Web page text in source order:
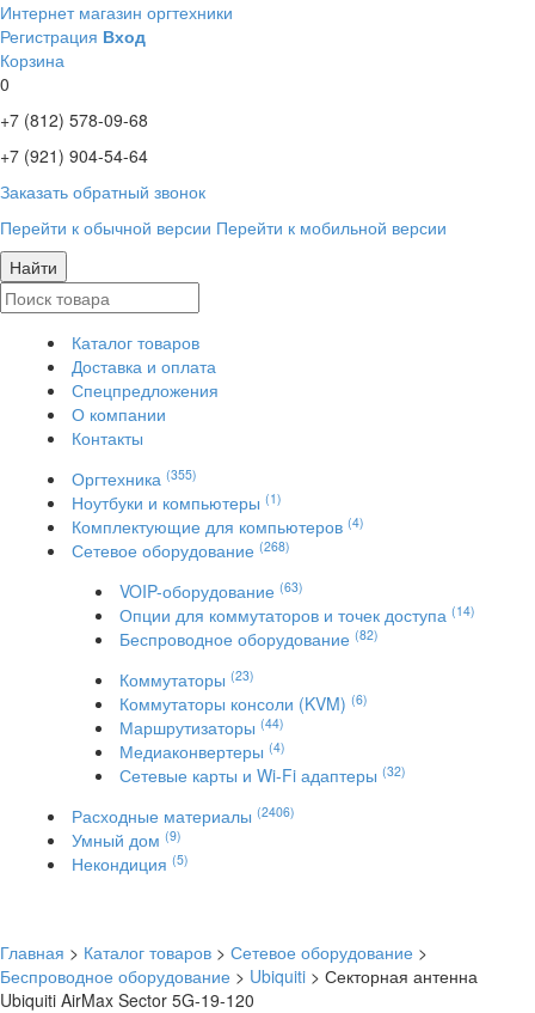
Интернет магазин оргтехники
Регистрация Вход
Корзина
0
+7 (812) 578-09-68
+7 (921) 904-54-64
Заказать обратный звонок
Перейти к обычной версии Перейти к мобильной версии
Найти
Каталог товаров
Доставка и оплата
Спецпредложения
О компании
Контакты
Оргтехника (355)
Ноутбуки и компьютеры (1)
Комплектующие для компьютеров (4)
Сетевое оборудование (268)
VOIP-оборудование (63)
Опции для коммутаторов и точек доступа (14)
Беспроводное оборудование (82)
Коммутаторы (23)
Коммутаторы консоли (KVM) (6)
Маршрутизаторы (44)
Медиаконвертеры (4)
Сетевые карты и Wi-Fi адаптеры (32)
Расходные материалы (2406)
Умный дом (9)
Некондиция (5)
Главная > Каталог товаров > Сетевое оборудование >
Беспроводное оборудование > Ubiquiti > Секторная антенна
Ubiquiti AirMax Sector 5G-19-120